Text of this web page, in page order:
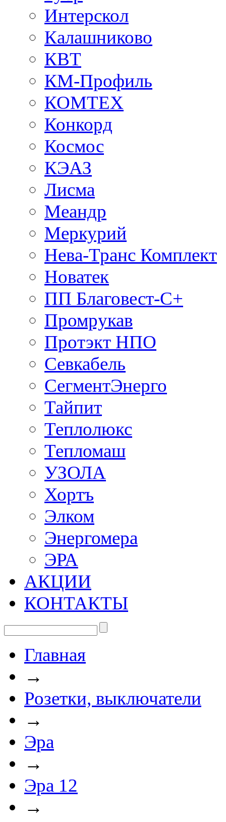
Интерскол
Калашниково
КВТ
КМ-Профиль
КОМТЕХ
Конкорд
Космос
КЭАЗ
Лисма
Меандр
Меркурий
Нева-Транс Комплект
Новатек
ПП Благовест-С+
Промрукав
Протэкт НПО
Севкабель
СегментЭнерго
Тайпит
Теплолюкс
Тепломаш
УЗОЛА
Хортъ
Элком
Энергомера
ЭРА
АКЦИИ
КОНТАКТЫ
Главная
→
Розетки, выключатели
→
Эра
→
Эра 12
→